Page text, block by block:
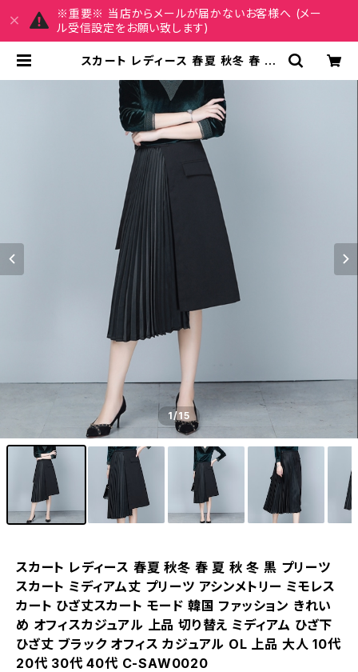
※重要※ 当店からメールが届かないお客様へ (メー
ル受信設定をお願い致します)
スカート レディース 春夏 秋冬 春 夏
丈 プリーツ アシンメトリー ミモレス
カート ひざ丈スカート モード 韓国 フ
ァッション きれいめ オフィスカジュア
ル 上品 切り替え ミディアム ひざ下 ひ
ざ丈 ブラック オフィス カジュアル OL
上品 大人 10代 20代 30代 40代 C
-SAW0020 | MY CHARM マイチ
スファッション 通販
1/15
スカート レディース 春夏 秋冬 春 夏 秋 冬 黒 プリーツ
スカート ミディアム丈 プリーツ アシンメトリー ミモレス
カート ひざ丈スカート モード 韓国 ファッション きれい
め オフィスカジュアル 上品 切り替え ミディアム ひざ下
ひざ丈 ブラック オフィス カジュアル OL 上品 大人 10代
20代 30代 40代 C-SAW0020